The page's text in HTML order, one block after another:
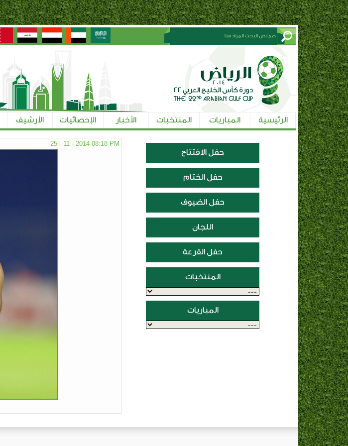
الرئيسية المباريات المنتخبات الأخبار الإحصائيات الأرشيف
حفل الافتتاح
حفل الختام
حفل الضيوف
اللجان
حفل القرعة
المنتخبات
المباريات
25 - 11 - 2014 08:18 PM